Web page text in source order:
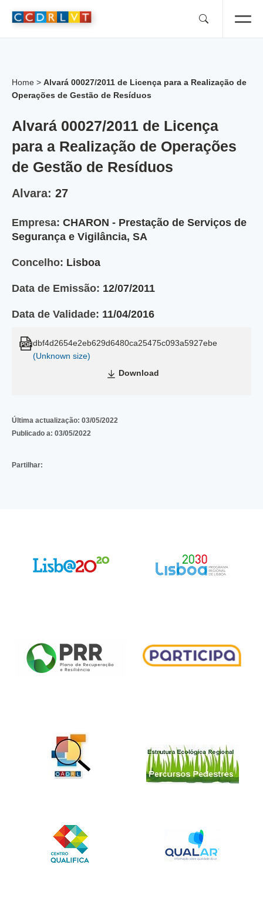
Home > Alvará 00027/2011 de Licença para a Realização de
Operações de Gestão de Resíduos
Alvará 00027/2011 de Licença
para a Realização de Operações
de Gestão de Resíduos
Alvara: 27
Empresa: CHARON - Prestação de Serviços de
Segurança e Vigilância, SA
Concelho: Lisboa
Data de Emissão: 12/07/2011
Data de Validade: 11/04/2016
dbf4d2654e2eb629d6480ca25475c093a5927ebe
(Unknown size)
Download
Última actualização: 03/05/2022
Publicado a: 03/05/2022
Partilhar: